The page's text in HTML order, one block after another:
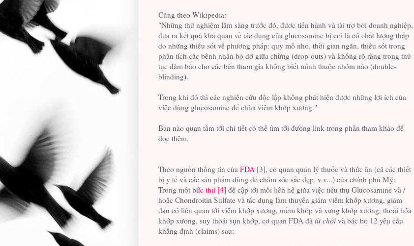
Cũng theo Wikipedia:
"Những thử nghiệm lâm sàng trước đó, được tiến hành và tài trợ bởi doanh nghiệp,
đưa ra kết quả khả quan về tác dụng của glucosamine bị coi là có chất lượng thấp
do những thiếu sót về phương pháp: quy mô nhỏ, thời gian ngắn, thiếu sót trong
phân tích các bệnh nhân bỏ dở giữa chừng (drop-outs) và không rõ ràng trong thủ
tục đảm bảo cho các bên tham gia không biết mình thuộc nhóm nào (double-
blinding).
Trong khi đó thì các nghiên cứu độc lập không phát hiện được những lợi ích của
việc dùng glucosamine để chữa viêm khớp xương."
Bạn nào quan tâm tới chi tiết có thể tìm tới đường link trong phần tham khảo để
đọc thêm.
Theo nguồn thông tin của FDA [3], cơ quan quản lý thuốc và thức ăn (cả các thiết
bị y tế và các sản phẩm dùng để chăm sóc sắc đẹp, v.v...) của chính phủ Mỹ:
Trong một bức thư [4] đề cập tới mối liên hệ giữa việc tiêu thụ Glucosamine và /
hoặc Chondroitin Sulfate và tác dụng làm thuyên giảm viêm khớp xương, giảm
đau có liên quan tới viêm khớp xương, mềm khớp và xưng khớp xương, thoái hóa
khớp xương, suy thoái sụn khớp, cơ quan FDA đã từ chối và bác bỏ 12 yêu cầu
khẳng định (claims) sau: